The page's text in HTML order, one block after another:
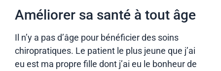
Améliorer sa santé à tout âge
Il n’y a pas d’âge pour bénéficier des soins
chiropratiques. Le patient le plus jeune que j’ai
eu est ma propre fille dont j’ai eu le bonheur de